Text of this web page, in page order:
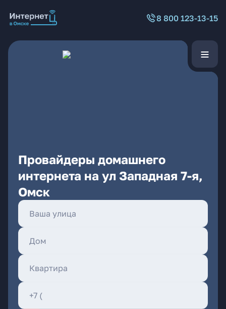
8 800 123-13-15
Провайдеры домашнего
интернета на ул Западная 7-я,
Омск